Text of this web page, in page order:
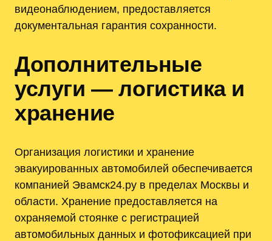
видеонаблюдением, предоставляется
документальная гарантия сохранности.
Дополнительные
услуги — логистика и
хранение
Организация логистики и хранение
эвакуированных автомобилей обеспечивается
компанией Эвамск24.ру в пределах Москвы и
области. Хранение предоставляется на
охраняемой стоянке с регистрацией
автомобильных данных и фотофиксацией при